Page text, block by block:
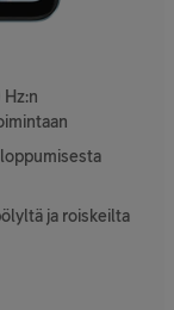
Hz:n
ja roiskeilta